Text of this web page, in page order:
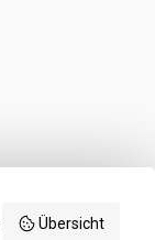
Übersicht